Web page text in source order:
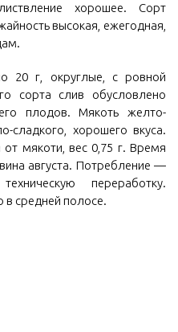
хорошее. Сорт
высокая, ежегодная,
20 г, округлые, с ровной
сорта слив обусловлено
плодов. Мякоть желто-
сладкого, хорошего вкуса.
мякоти, вес 0,75 г. Время
августа. Потребление —
переработку.
средней полосе.